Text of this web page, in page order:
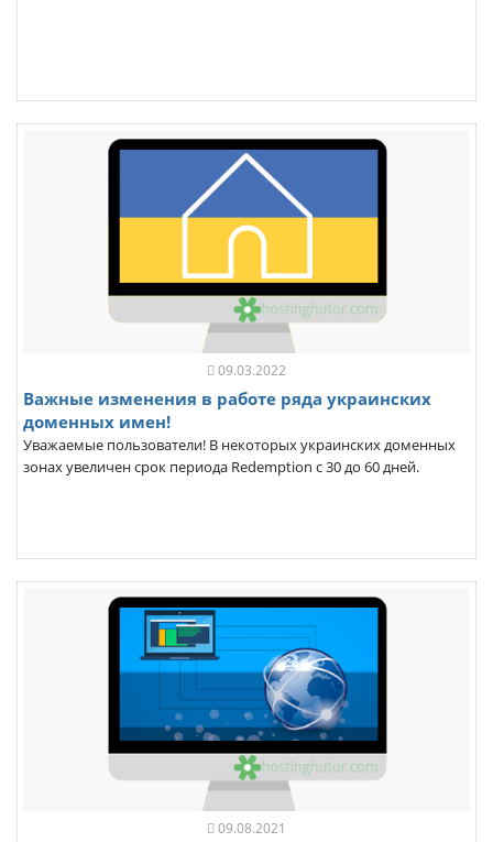
09.03.2022
Важные изменения в работе ряда украинских
доменных имен!
Уважаемые пользователи! В некоторых украинских доменных
зонах увеличен срок периода Redemption с 30 до 60 дней.
09.08.2021